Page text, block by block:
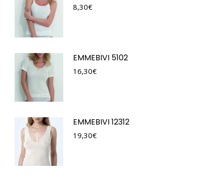
8,30€
EMMEBIVI 5102
16,30€
EMMEBIVI 12312
19,30€